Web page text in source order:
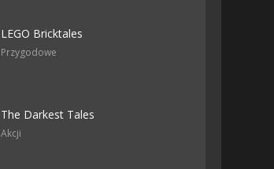
LEGO Bricktales
Przygodowe
The Darkest Tales
Akcji